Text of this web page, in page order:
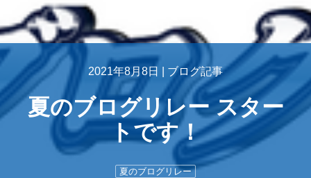
2021年8月8日 | ブログ記事
夏のブログリレー スター
トです！
夏のブログリレー